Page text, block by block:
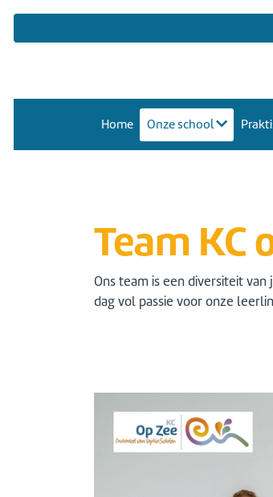
Home Onze school
Team KC
Ons team is een diversiteit
dag vol passie voor onze